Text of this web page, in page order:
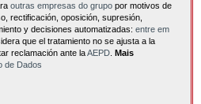
outras empresas do grupo por motivos de
rectificación, oposición, supresión,
y decisiones automatizadas: entre em
que el tratamiento no se ajusta a la
reclamación ante laAEPD Mais
de Dados